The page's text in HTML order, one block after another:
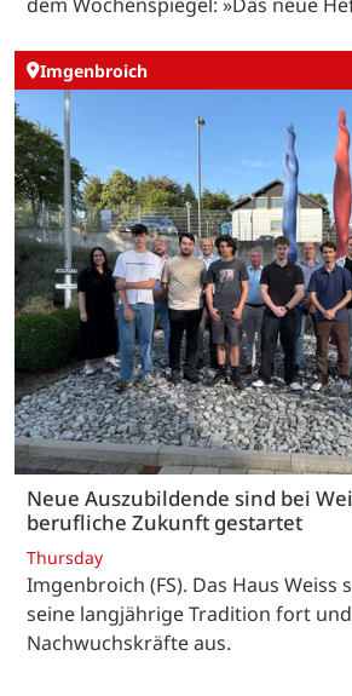
Imgenbroich
Neue Auszubildende sind bei
berufliche Zukunft gestartet
Thursday
Imgenbroich (FS). Das Haus Weiss
seine langjährige Tradition fort
Nachwuchskräfte aus.